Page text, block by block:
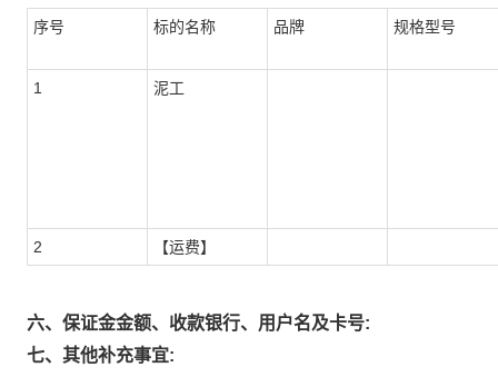
序号 标的名称 品牌 规格型号
1 泥工
2 【运费】
六、保证金金额、收款银行、用户名及卡号:
七、其他补充事宜: